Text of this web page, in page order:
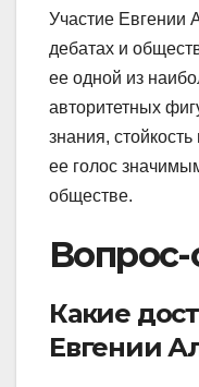
Участие Евгении
дебатах и
ее одной из
авторитетных
знания,
ее голос
обществе.
Вопрос-
Какие
Евгении